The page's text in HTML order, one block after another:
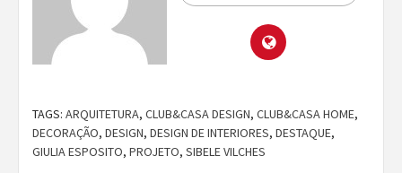
TAGS: ARQUITETURA, CLUB&CASA DESIGN, CLUB&CASA HOME,
DECORAÇÃO, DESIGN, DESIGN DE INTERIORES, DESTAQUE,
GIULIA ESPOSITO, PROJETO, SIBELE VILCHES